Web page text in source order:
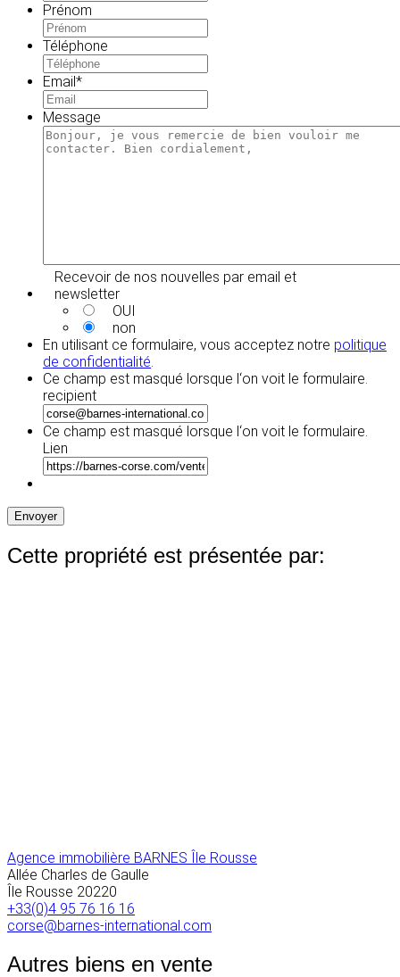
Prénom
Téléphone
Email*
Message
Recevoir de nos nouvelles par email et
newsletter
OUI
non
En utilisant ce formulaire, vous acceptez notre politique
de confidentialité.
Ce champ est masqué lorsque l‘on voit le formulaire.
recipient
Ce champ est masqué lorsque l‘on voit le formulaire.
Lien
Envoyer
Cette propriété est présentée par:
Agence immobilière BARNES Île Rousse
Allée Charles de Gaulle
Île Rousse 20220
+33(0)4 95 76 16 16
corse@barnes-international.com
Autres biens en vente